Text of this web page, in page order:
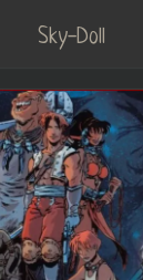
Sky-Doll